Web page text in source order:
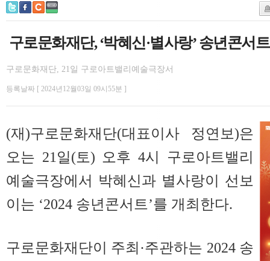
구로문화재단, ‘박혜신·별사랑’ 송년콘서
구로문화재단, 21일 구로아트밸리예술극장서
등록날짜 [ 2024년12월03일 09시55분 ]
(재)구로문화재단(대표이사 정연보)은
오는 21일(토) 오후 4시 구로아트밸리
예술극장에서 박혜신과 별사랑이 선보
이는 ‘2024 송년콘서트’를 개최한다.
구로문화재단이 주최·주관하는 2024 송